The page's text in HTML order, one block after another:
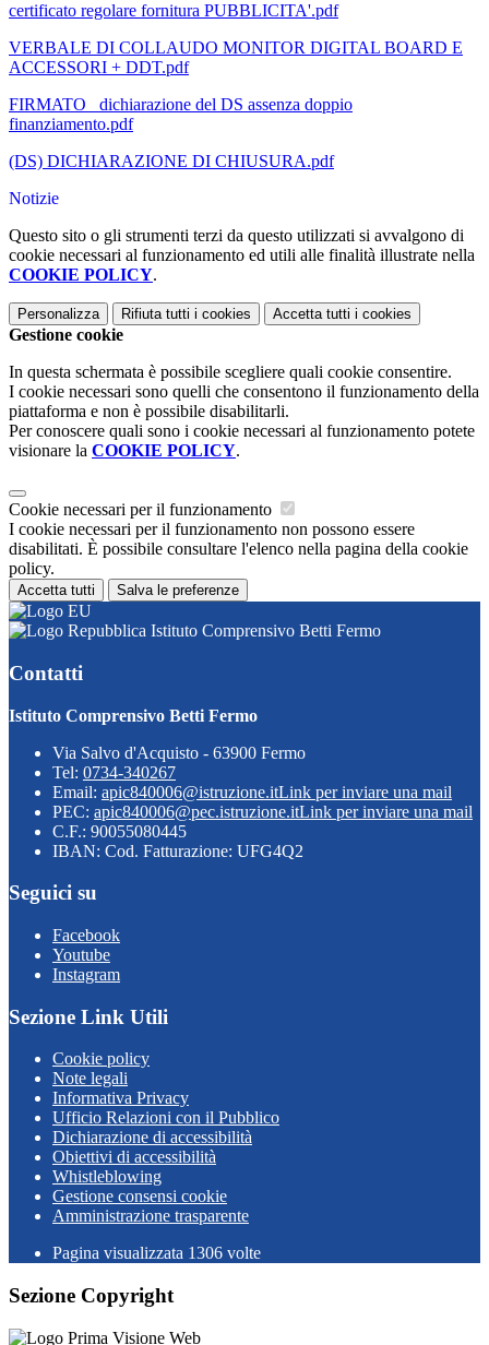
certificato regolare fornitura PUBBLICITA'.pdf
VERBALE DI COLLAUDO MONITOR DIGITAL BOARD E
ACCESSORI + DDT.pdf
FIRMATO_ dichiarazione del DS assenza doppio
finanziamento.pdf
(DS) DICHIARAZIONE DI CHIUSURA.pdf
Notizie
Questo sito o gli strumenti terzi da questo utilizzati si avvalgono di
cookie necessari al funzionamento ed utili alle finalità illustrate nella
COOKIE POLICY.
Personalizza Rifiuta tutti i cookies Accetta tutti i cookies
Gestione cookie
In questa schermata è possibile scegliere quali cookie consentire.
I cookie necessari sono quelli che consentono il funzionamento della
piattaforma e non è possibile disabilitarli.
Per conoscere quali sono i cookie necessari al funzionamento potete
visionare la COOKIE POLICY.
Cookie necessari per il funzionamento
I cookie necessari per il funzionamento non possono essere
disabilitati. È possibile consultare l'elenco nella pagina della cookie
policy.
Accetta tutti Salva le preferenze
Istituto Comprensivo Betti Fermo
Contatti
Istituto Comprensivo Betti Fermo
Via Salvo d'Acquisto - 63900 Fermo
Tel: 0734-340267
Email: apic840006@istruzione.itLink per inviare una mail
PEC: apic840006@pec.istruzione.itLink per inviare una mail
C.F.: 90055080445
IBAN: Cod. Fatturazione: UFG4Q2
Seguici su
Facebook
Youtube
Instagram
Sezione Link Utili
Cookie policy
Note legali
Informativa Privacy
Ufficio Relazioni con il Pubblico
Dichiarazione di accessibilità
Obiettivi di accessibilità
Whistleblowing
Gestione consensi cookie
Amministrazione trasparente
Pagina visualizzata 1306 volte
Sezione Copyright